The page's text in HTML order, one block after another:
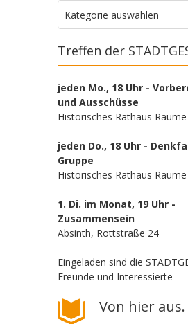
Kategorien
Kategorie auswählen
Treffen der
jeden Mo., 18 Uhr -
und Ausschüsse
Historisches Rathaus
jeden Do., 18 Uhr -
Gruppe
Historisches Rathaus
1. Di. im Monat, 19 Uhr -
Zusammensein
Absinth, Rottstraße 24
Eingeladen sind die
Freunde und Interessierte
Von hier aus.